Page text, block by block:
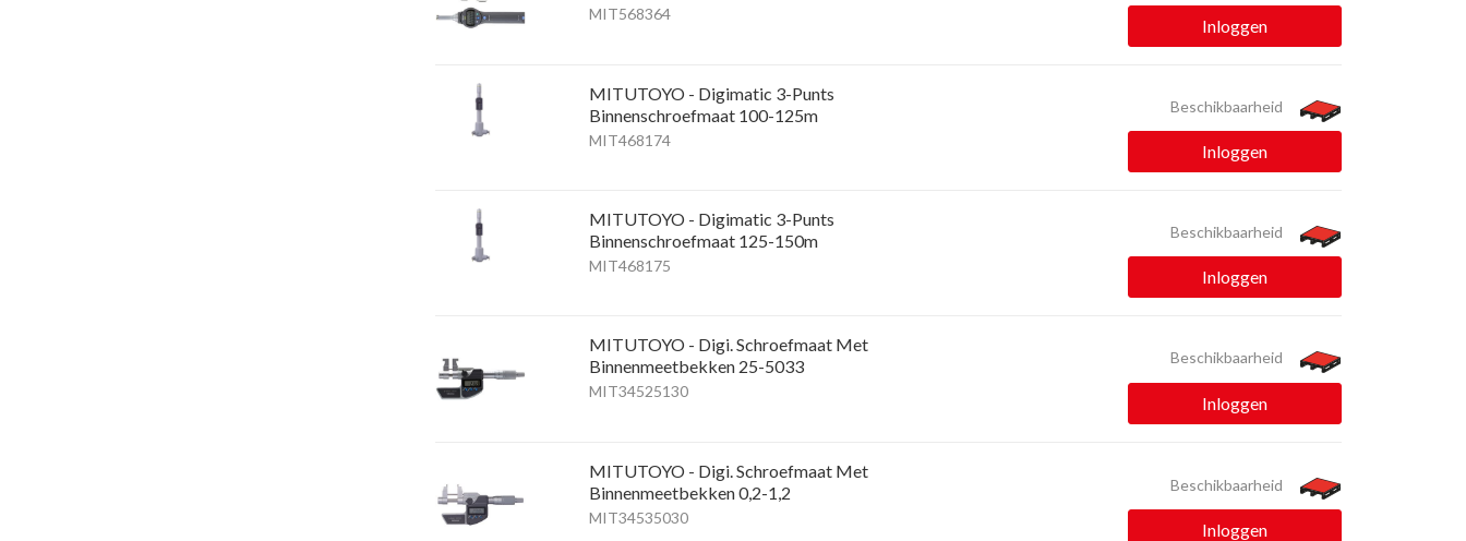
MIT568364
Inloggen
MITUTOYO - Digimatic 3-Punts
Binnenschroefmaat 100-125m
MIT468174
Beschikbaarheid
Inloggen
MITUTOYO - Digimatic 3-Punts
Binnenschroefmaat 125-150m
MIT468175
Beschikbaarheid
Inloggen
MITUTOYO - Digi. Schroefmaat Met
Binnenmeetbekken 25-5033
MIT34525130
Beschikbaarheid
Inloggen
MITUTOYO - Digi. Schroefmaat Met
Binnenmeetbekken 0,2-1,2
MIT34535030
Beschikbaarheid
Inloggen